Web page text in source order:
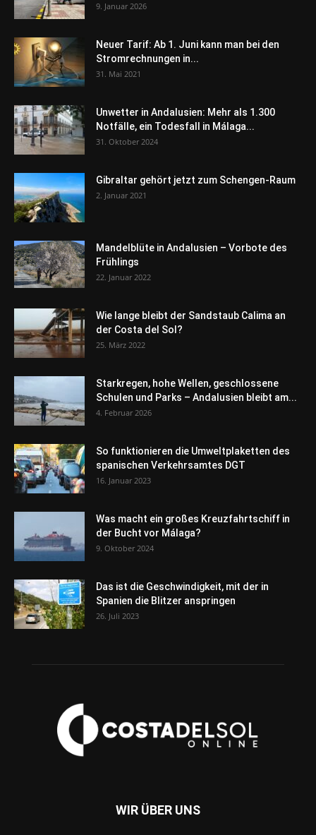
9. Januar 2026
Neuer Tarif: Ab 1. Juni kann man bei den
Stromrechnungen in...
31. Mai 2021
Unwetter in Andalusien: Mehr als 1.300
Notfälle, ein Todesfall in Málaga...
31. Oktober 2024
Gibraltar gehört jetzt zum Schengen-Raum
2. Januar 2021
Mandelblüte in Andalusien – Vorbote des
Frühlings
22. Januar 2022
Wie lange bleibt der Sandstaub Calima an
der Costa del Sol?
25. März 2022
Starkregen, hohe Wellen, geschlossene
Schulen und Parks – Andalusien bleibt am...
4. Februar 2026
So funktionieren die Umweltplaketten des
spanischen Verkehrsamtes DGT
16. Januar 2023
Was macht ein großes Kreuzfahrtschiff in
der Bucht vor Málaga?
9. Oktober 2024
Das ist die Geschwindigkeit, mit der in
Spanien die Blitzer anspringen
26. Juli 2023
WIR ÜBER UNS